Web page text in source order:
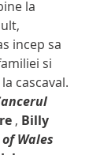
la
incep sa
si
cascaval.
, Billy
Wales